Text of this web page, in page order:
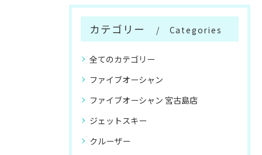
カテゴリー Categories
全てのカテゴリー
ファイブオーシャン
ファイブオーシャン 宮古島店
ジェットスキー
クルーザー